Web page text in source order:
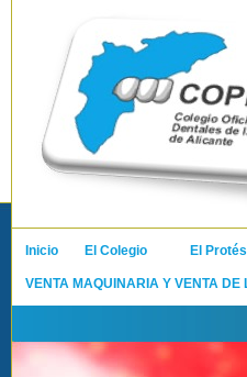
Inicio El Colegio El
VENTA MAQUINARIA Y VENTA DE